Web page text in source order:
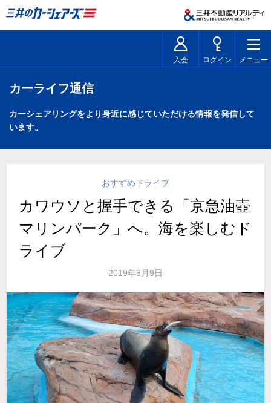
入会 ログイン メニュー
カーライフ通信
カーシェアリングをより身近に感じていただける情報を発信して
います。
おすすめドライブ
カワウソと握手できる「京急油壺
マリンパーク」へ。海を楽しむド
ライブ
2019年8月9日